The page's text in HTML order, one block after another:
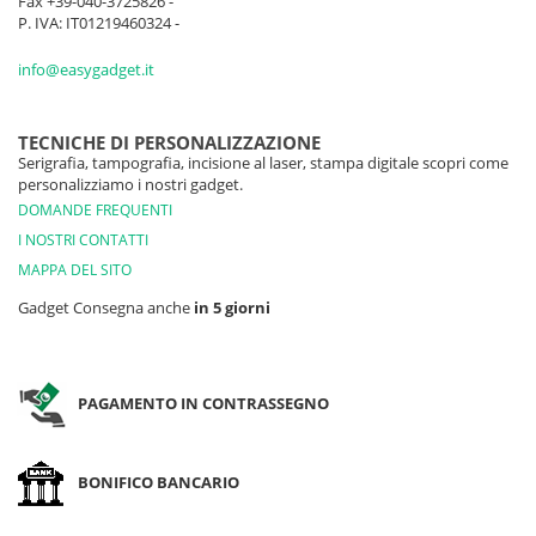
P. IVA: IT01219460324 -
info@easygadget.it
TECNICHE DI PERSONALIZZAZIONE
Serigrafia, tampografia, incisione al laser, stampa digitale scopri come
personalizziamo i nostri gadget.
DOMANDE FREQUENTI
I NOSTRI CONTATTI
MAPPA DEL SITO
Gadget Consegna anche in 5 giorni
PAGAMENTO IN CONTRASSEGNO
BONIFICO BANCARIO